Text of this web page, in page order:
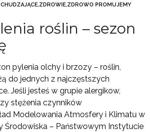
,ZDROWIE,ZDROWO PROMUJEMY
roślin – sezon
pylenia olchy i brzozy – roślin,
do jednych z najczęstszych
Jeśli jesteś w grupie alergikow,
stężenia czynników
Modelowania Atmosfery i Klimatu w
Środowiska – Państwowym Instytucie